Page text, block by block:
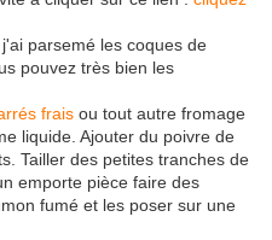
parsemé les coques de
pouvez très bien les
frais ou tout autre fromage
liquide. Ajouter du poivre de
Tailler des petites tranches de
emporte pièce faire des
fumé et les poser sur une